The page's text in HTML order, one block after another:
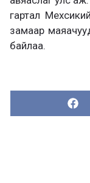
гартал
замаар
байлаа.
Х
у